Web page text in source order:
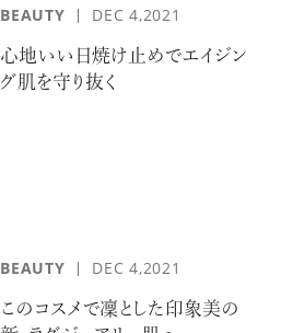
BEAUTY DEC 4,2021
心地いい日焼け止めでエイジン
グ肌を守り抜く
BEAUTY DEC 4,2021
このコスメで凜とした印象美の